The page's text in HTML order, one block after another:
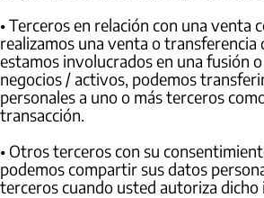
• Terceros en relación con una venta
realizamos una venta o transferencia
estamos involucrados en una fusión
negocios / activos, podemos
personales a uno o más terceros
transacción.
• Otros terceros con su
podemos compartir sus datos
terceros cuando usted autoriza dicho